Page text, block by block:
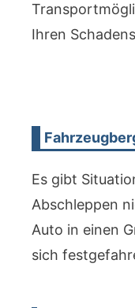
Ihren
Es gibt
Abschleppen
Auto in einen
sich